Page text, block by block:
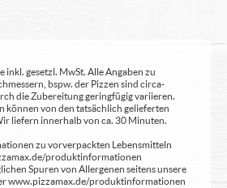
inkl. gesetzl. MwSt. Alle Angaben zu
bspw. der Pizzen sind circa-
die Zubereitung geringfügig variieren.
können von den tatsächlich gelieferten
liefern innerhalb von ca. 30 Minuten.
zu vorverpackten Lebensmitteln
produktinformationen
Spuren von Allergenen seitens unsere
www.pizzamax.de/produktinformationen